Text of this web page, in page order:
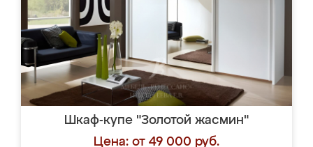
Шкаф-купе "Золотой жасмин"
Цена: от 49 000 руб.